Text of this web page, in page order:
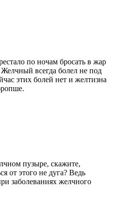
по ночам бросать в жар
всегда болел не под
этих болей нет и желтизна
пузыре, скажите,
от этого не дуга? Ведь
заболеваниях желчного